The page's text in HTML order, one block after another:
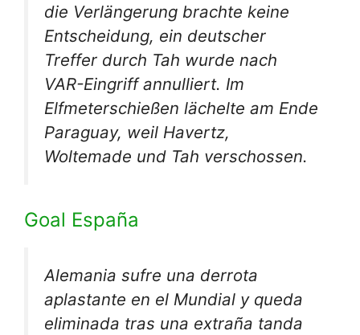
die Verlängerung brachte keine
Entscheidung, ein deutscher
Treffer durch Tah wurde nach
VAR-Eingriff annulliert. Im
Elfmeterschießen lächelte am Ende
Paraguay, weil Havertz,
Woltemade und Tah verschossen.
Goal España
Alemania sufre una derrota
aplastante en el Mundial y queda
eliminada tras una extraña tanda